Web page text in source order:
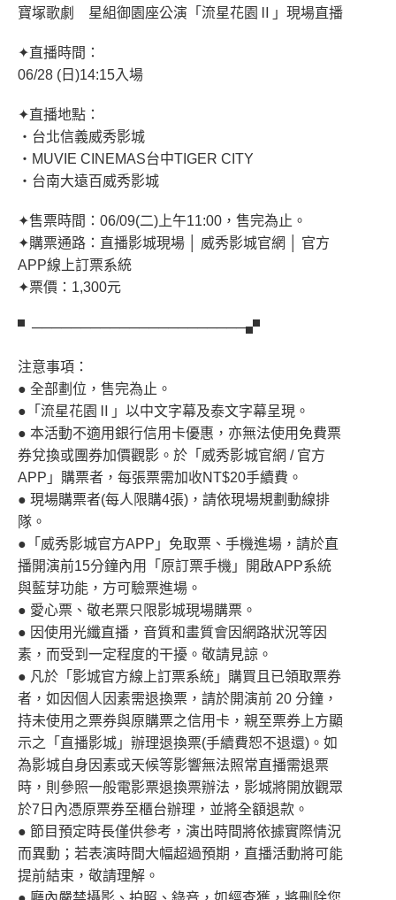
寶塚歌劇 星組御園座公演「流星花園Ⅱ」現場直播
✦直播時間：
06/28 (日)14:15入場
✦直播地點：
‧台北信義威秀影城
‧MUVIE CINEMAS台中TIGER CITY
‧台南大遠百威秀影城
✦售票時間：06/09(二)上午11:00，售完為止。
✦購票通路：直播影城現場 │ 威秀影城官網 │ 官方
APP線上訂票系統
✦票價：1,300元
▘──────────────────────▞
注意事項：
● 全部劃位，售完為止。
●「流星花園Ⅱ」以中文字幕及泰文字幕呈現。
● 本活動不適用銀行信用卡優惠，亦無法使用免費票
券兌換或團券加價觀影。於「威秀影城官網 / 官方
APP」購票者，每張票需加收NT$20手續費。
● 現場購票者(每人限購4張)，請依現場規劃動線排
隊。
●「威秀影城官方APP」免取票、手機進場，請於直
播開演前15分鐘內用「原訂票手機」開啟APP系統
與藍芽功能，方可驗票進場。
● 愛心票、敬老票只限影城現場購票。
● 因使用光纖直播，音質和畫質會因網路狀況等因
素，而受到一定程度的干擾。敬請見諒。
● 凡於「影城官方線上訂票系統」購買且已領取票券
者，如因個人因素需退換票，請於開演前 20 分鐘，
持未使用之票券與原購票之信用卡，親至票券上方顯
示之「直播影城」辦理退換票(手續費恕不退還)。如
為影城自身因素或天候等影響無法照常直播需退票
時，則參照一般電影票退換票辦法，影城將開放觀眾
於7日內憑原票券至櫃台辦理，並將全額退款。
● 節目預定時長僅供參考，演出時間將依據實際情況
而異動；若表演時間大幅超過預期，直播活動將可能
提前結束，敬請理解。